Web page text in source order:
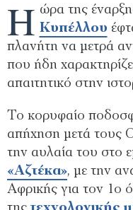
Η ώρα της
Κυπέλλου
πλανήτη να μετρά
που ήδη
απαιτητικό στην
Το κορυφαίο
απήχηση μετά τους
την αυλαία του στο
«Αζτέκα», με την
Αφρικής για τον 1ο